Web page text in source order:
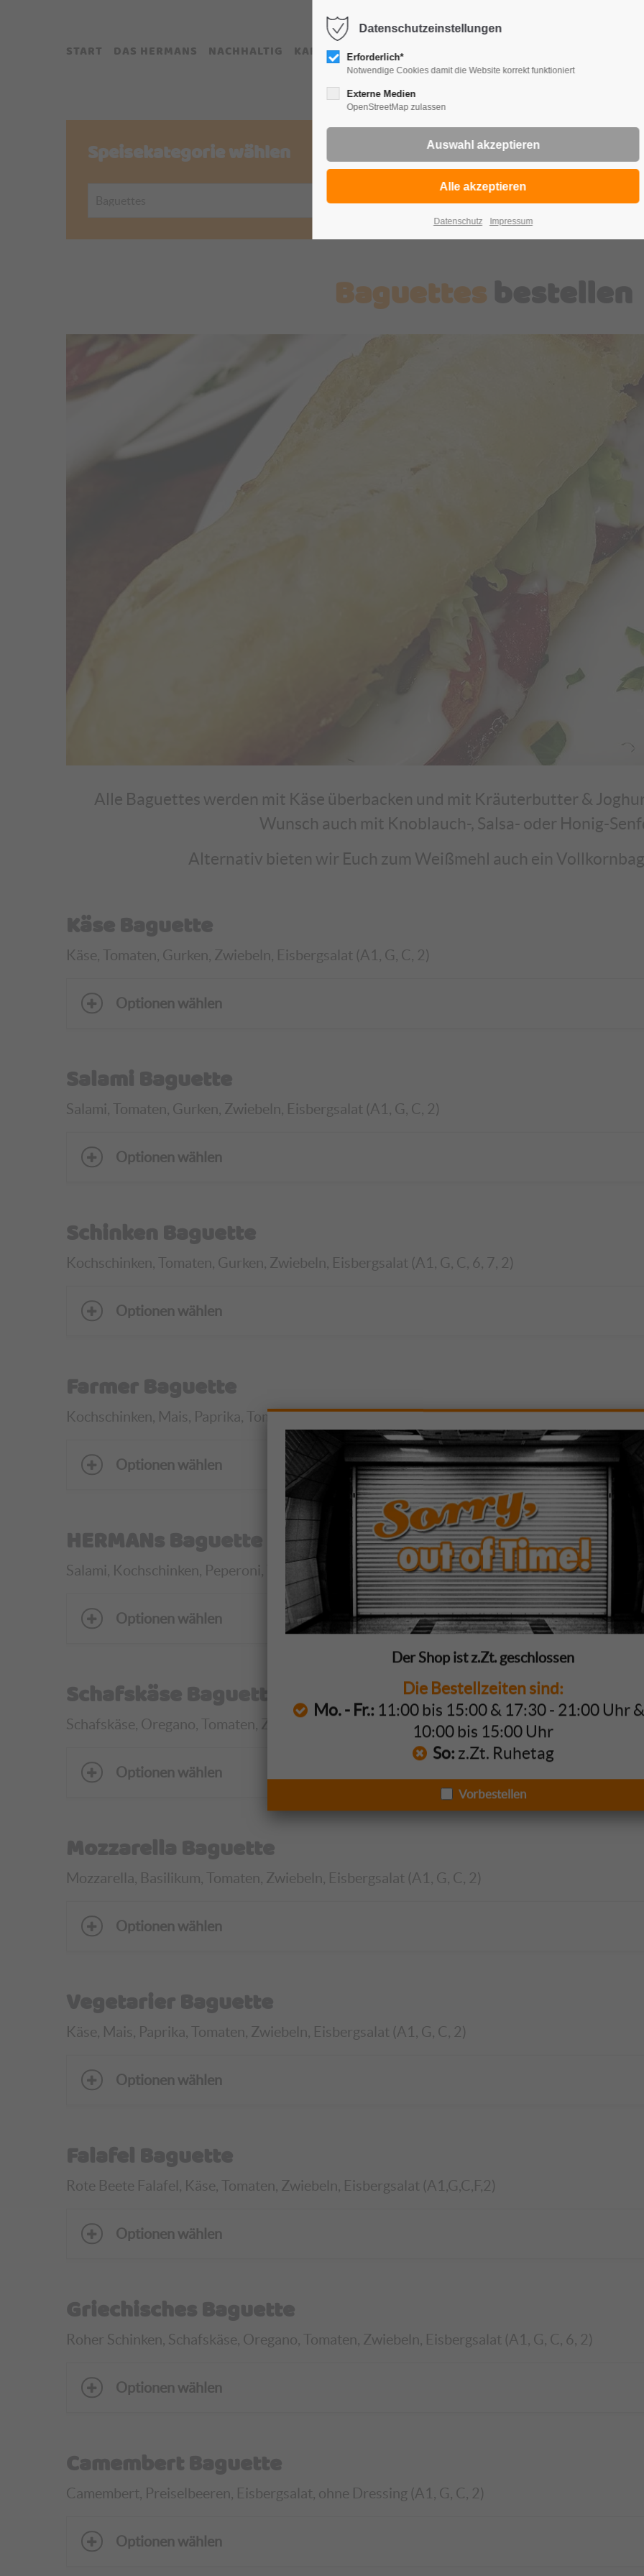
START DAS HERMANS NACHHALTIG KARTE
Speisekategorie wählen
Baguettesbestellen
Alle Baguettes werden mit Käse überbacken und mit Kräuterbutter &
Wunsch auch mit Knoblauch-, Salsa- oder Honig-
Alternativ bieten wir Euch zum Weißmehl auch ein
Käse Baguette
Käse, Tomaten, Gurken, Zwiebeln, Eisbergsalat (A1, G, C, 2)
Optionen wählen
Salami Baguette
Salami, Tomaten, Gurken, Zwiebeln, Eisbergsalat (A1, G, C, 2)
Optionen wählen
Schinken Baguette
Kochschinken, Tomaten, Gurken, Zwiebeln, Eisbergsalat (A1, G, C, 6, 7, 2)
Optionen wählen
Farmer Baguette
Kochschinken, Mais, Paprika, Tomaten, Zwiebeln, Eisbergsalat (A1, G, C, 6, 7, 2)
Optionen wählen
HERMANs Baguette
Salami, Kochschinken, Peperoni, Tomaten, Zwiebeln, Eisbergsalat (A1, G, C, 6, 7, 2)
Optionen wählen
Schafskäse Baguette
Schafskäse, Oregano, Tomaten, Zwiebeln, Eisbergsalat (A1, G, C, 2)
Optionen wählen
Mozzarella Baguette
Mozzarella, Basilikum, Tomaten, Zwiebeln, Eisbergsalat (A1, G, C, 2)
Optionen wählen
Vegetarier Baguette
Käse, Mais, Paprika, Tomaten, Zwiebeln, Eisbergsalat (A1, G, C, 2)
Optionen wählen
Falafel Baguette
Rote Beete Falafel, Käse, Tomaten, Zwiebeln, Eisbergsalat (A1,G,C,F,2)
Optionen wählen
Griechisches Baguette
Roher Schinken, Schafskäse, Oregano, Tomaten, Zwiebeln, Eisbergsalat (A1, G, C, 6, 2)
Optionen wählen
Camembert Baguette
Camembert, Preiselbeeren, Eisbergsalat, ohne Dressing (A1, G, C, 2)
Optionen wählen
Datenschutzeinstellungen
Erforderlich*
Notwendige Cookies damit die Website korrekt funktioniert
Externe Medien
OpenStreetMap zulassen
Datenschutz Impressum
Vorbestellen
Der Shop ist z.Zt. geschlossen
Die Bestellzeiten sind:
Mo. - Fr.: 11:00 bis 15:00 & 17:30 - 21:00 Uhr &
10:00 bis 15:00 Uhr
So: z.Zt. Ruhetag